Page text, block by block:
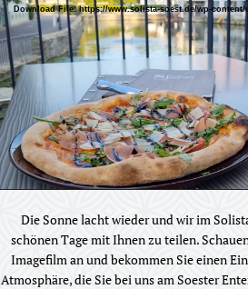
Download File: https://www.solista-soest.de/wp-
Die Sonne lacht wieder und wir im
schönen Tage mit Ihnen zu teilen.
Imagefilm an und bekommen Sie einen
Atmosphäre, die Sie bei uns am Soester